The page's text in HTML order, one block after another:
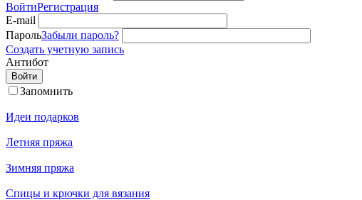
ВойтиРегистрация
E-mail
ПарольЗабыли пароль?
Создать учетную запись
Антибот
Войти
Запомнить
Идеи подарков
Летняя пряжа
Зимняя пряжа
Спицы и крючки для вязания